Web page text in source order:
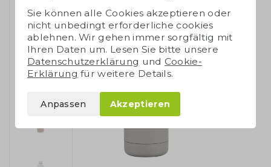
Sie können alle Cookies akzeptieren oder
nicht unbedingt erforderliche cookies
ablehnen. Wir gehen immer sorgfältig mit
Ihren Daten um. Lesen Sie bitte unsere
Datenschutzerklärung und Cookie-
Erklärung für weitere Details.
Anpassen Akzeptieren